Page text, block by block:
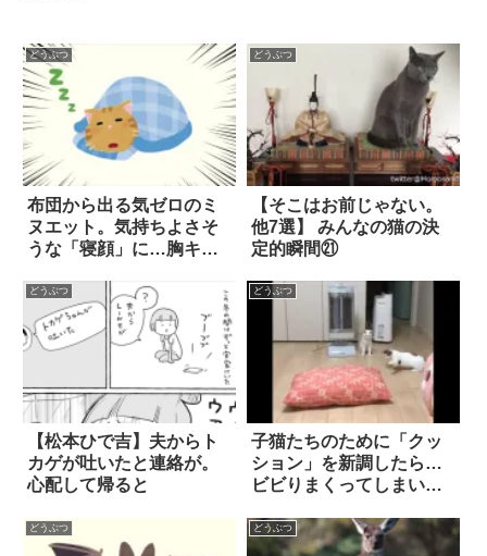
どうぶつ
布団から出る気ゼロのミ
ヌエット。気持ちよさそ
うな「寝顔」に…胸キュ
どうぶつ
【そこはお前じゃない。
他7選】 みんなの猫の決
定的瞬間㉑
どうぶつ
【松本ひで吉】夫からト
カゲが吐いたと連絡が。
心配して帰ると
どうぶつ
子猫たちのために「クッ
ション」を新調したら…
ビビりまくってしまい、
見せられた！？
どうぶつ どうぶつ